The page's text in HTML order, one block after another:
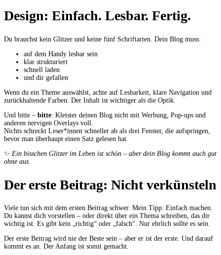
Design: Einfach. Lesbar. Fertig.
Du brauchst kein Glitzer und keine fünf Schriftarten. Dein Blog muss:
auf dem Handy lesbar sein
klar strukturiert
schnell laden
und dir gefallen
Wenn du ein Theme auswählst, achte auf Lesbarkeit, klare Navigation und
zurückhaltende Farben. Der Inhalt ist wichtiger als die Optik.
Und bitte – bitte: Kleister deinen Blog nicht mit Werbung, Pop-ups und
anderen nervigen Overlays voll.
Nichts schreckt Leser*innen schneller ab als drei Fenster, die aufspringen,
bevor man überhaupt einen Satz gelesen hat.
✨ Ein bisschen Glitzer im Leben ist schön – aber dein Blog kommt auch gut
ohne aus.
Der erste Beitrag: Nicht verkünsteln
Viele tun sich mit dem ersten Beitrag schwer. Mein Tipp: Einfach machen.
Du kannst dich vorstellen – oder direkt über ein Thema schreiben, das dir
wichtig ist. Es gibt kein „richtig“ oder „falsch“. Nur ehrlich sollte es sein.
Der erste Beitrag wird nie der Beste sein – aber er ist der erste. Und darauf
kommt es an. Der Anfang ist somit gemacht.